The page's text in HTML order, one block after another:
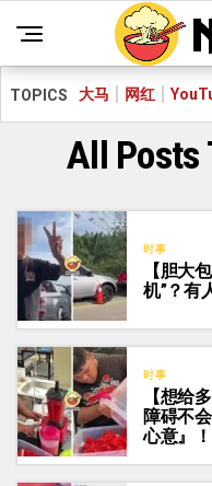
TOPICS 大马 网红
All Posts
时事
【胆大
机”？有
时事
【想给
障碍不
心意』